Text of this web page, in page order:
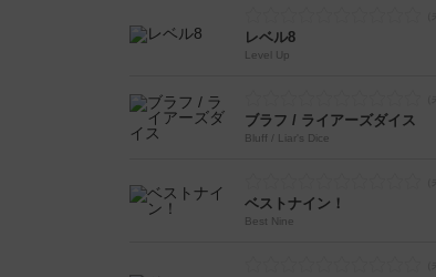
レベル8
Level Up
ブラフ / ライアーズダイス
Bluff / Liar's Dice
ベストナイン！
Best Nine